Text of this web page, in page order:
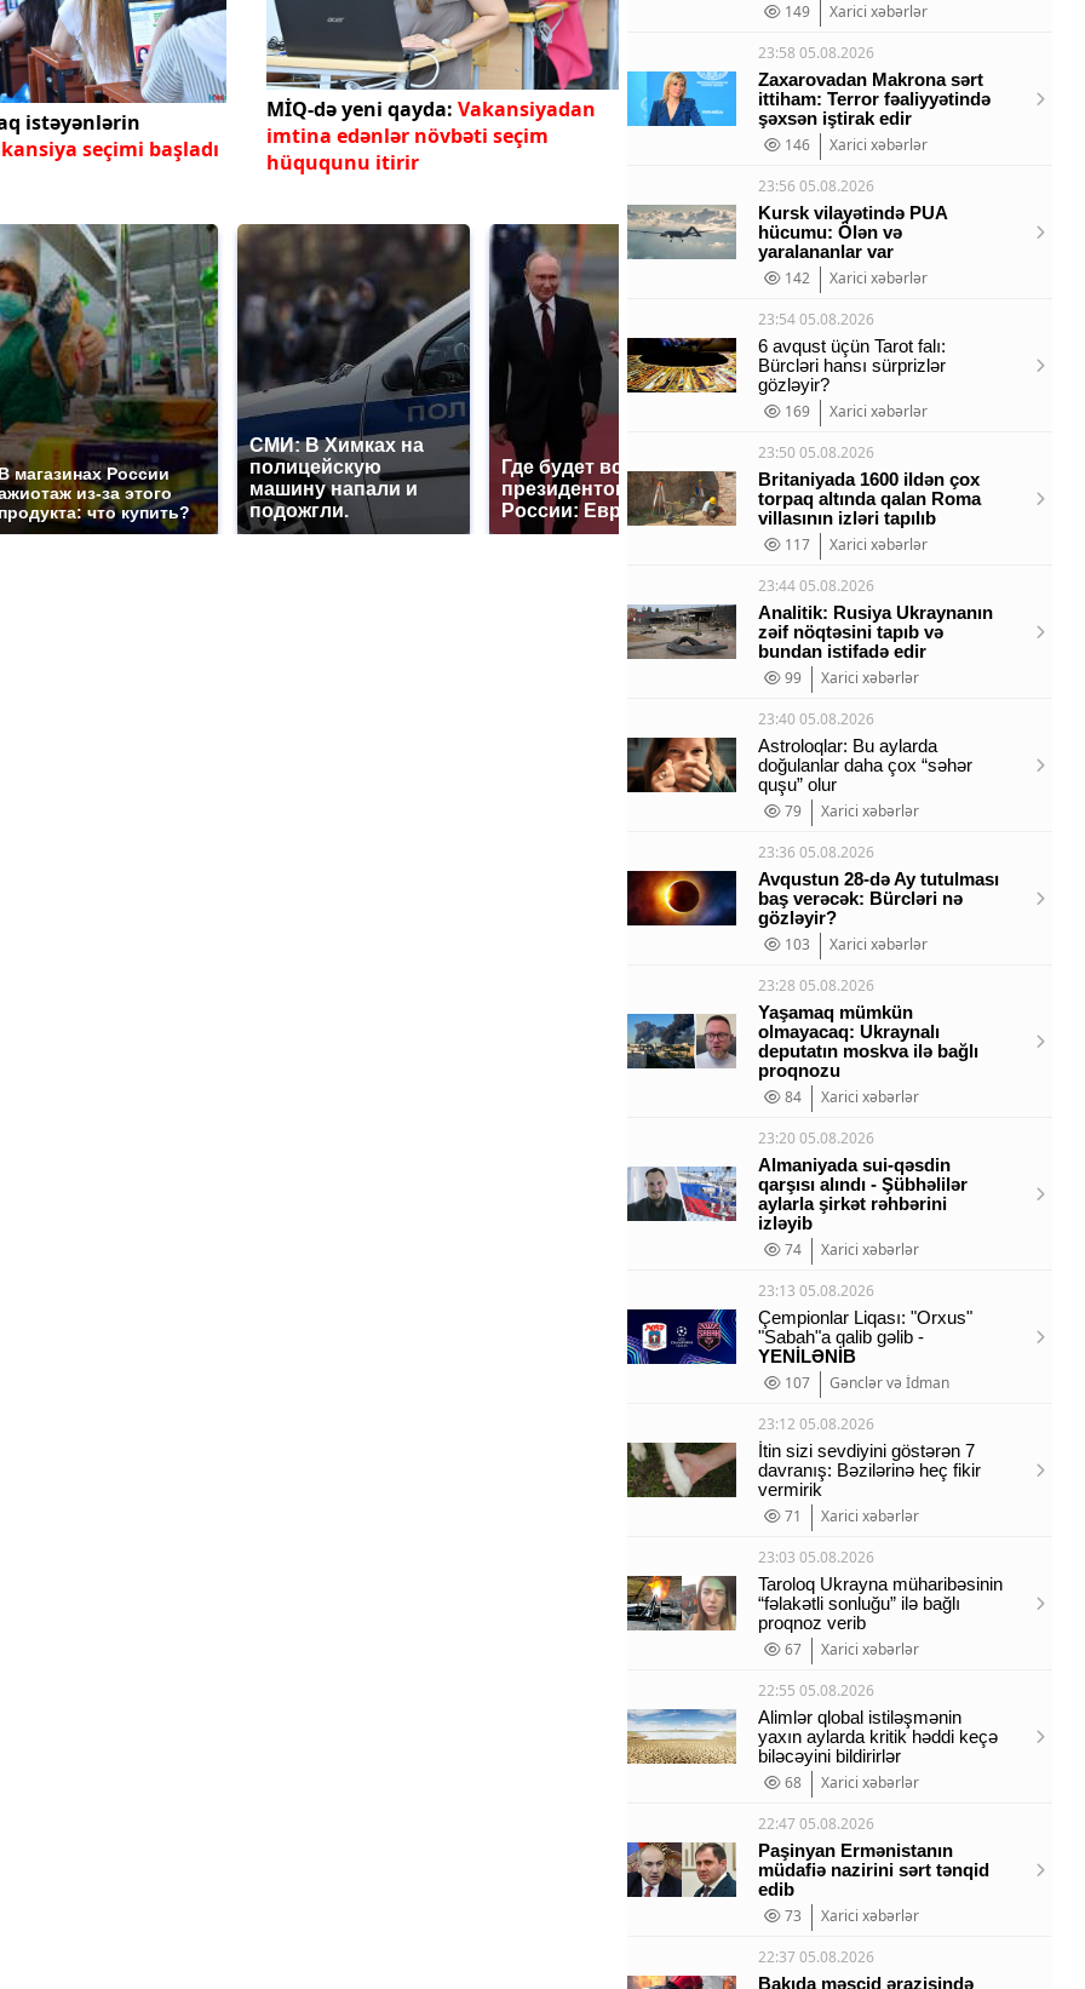
istəyənlərin
seçimi başladı
MİQ-də yeni qayda: Vakansiyadan
imtina edənlər növbəti seçim
hüququnu itirir
магазинах России
из-за этого
продукта: что купить?
СМИ: В Химках на
полицейскую
машину напали и
подожгли.
Где будет встреча
президентов США и
России: Европа?
были украдены 18
миллионов рублей
никто
так?!
149
Xarici xəbərlər
23:58 05.08.2026
Zaxarovadan Makrona sərt
ittiham: Terror fəaliyyətində
şəxsən iştirak edir
146
Xarici xəbərlər
23:56 05.08.2026
Kursk vilayətində PUA
hücumu: Ölən və
yaralananlar var
142
Xarici xəbərlər
23:54 05.08.2026
6 avqust üçün Tarot falı:
Bürcləri hansı sürprizlər
gözləyir?
169
Xarici xəbərlər
23:50 05.08.2026
Britaniyada 1600 ildən çox
torpaq altında qalan Roma
villasının izləri tapılıb
117
Xarici xəbərlər
23:44 05.08.2026
Analitik: Rusiya Ukraynanın
zəif nöqtəsini tapıb və
bundan istifadə edir
99
Xarici xəbərlər
23:40 05.08.2026
Astroloqlar: Bu aylarda
doğulanlar daha çox “səhər
quşu” olur
79
Xarici xəbərlər
23:36 05.08.2026
Avqustun 28-də Ay tutulması
baş verəcək: Bürcləri nə
gözləyir?
103
Xarici xəbərlər
23:28 05.08.2026
Yaşamaq mümkün
olmayacaq: Ukraynalı
deputatın moskva ilə bağlı
proqnozu
84
Xarici xəbərlər
23:20 05.08.2026
Almaniyada sui-qəsdin
qarşısı alındı - Şübhəlilər
aylarla şirkət rəhbərini
izləyib
74
Xarici xəbərlər
23:13 05.08.2026
Çempionlar Liqası: "Orxus"
"Sabah"a qalib gəlib -
YENİLƏNİB
107
Gənclər və İdman
23:12 05.08.2026
İtin sizi sevdiyini göstərən 7
davranış: Bəzilərinə heç fikir
vermirik
71
Xarici xəbərlər
23:03 05.08.2026
Taroloq Ukrayna müharibəsinin
“fəlakətli sonluğu” ilə bağlı
proqnoz verib
67
Xarici xəbərlər
22:55 05.08.2026
Alimlər qlobal istiləşmənin
yaxın aylarda kritik həddi keçə
biləcəyini bildirirlər
68
Xarici xəbərlər
22:47 05.08.2026
Paşinyan Ermənistanın
müdafiə nazirini sərt tənqid
edib
73
Xarici xəbərlər
22:37 05.08.2026
Bakıda məscid ərazisində